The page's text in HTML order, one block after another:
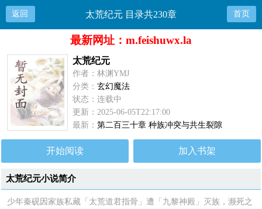
返回 太荒纪元 目录共230章 首页
最新网址：m.feishuwx.la
太荒纪元
作者：林渊YMJ
分类：玄幻魔法
状态：连载中
更新：2025-06-05T22:17:00
最新：第二百三十章 种族冲突与共生裂隙
开始阅读 加入书架
太荒纪元小说简介
少年秦砚因家族私藏「太荒道君指骨」遭「九黎神殿」灭族，濒死之